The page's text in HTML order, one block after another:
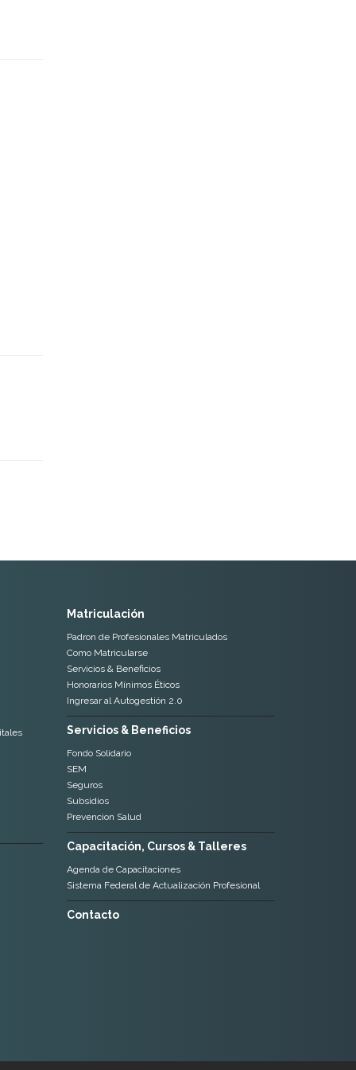
Matriculación
Padron de Profesionales Matriculados
Como Matricularse
Servicios & Beneficios
Honorarios Mínimos Éticos
Ingresar al Autogestión 2.0
Servicios & Beneficios
Fondo Solidario
SEM
Seguros
Subsidios
Prevencion Salud
Capacitación, Cursos & Talleres
Agenda de Capacitaciones
Sistema Federal de Actualización Profesional
Contacto